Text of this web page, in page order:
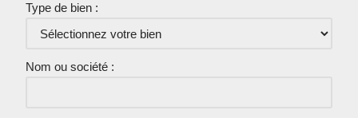
Type de bien :
Nom ou société :